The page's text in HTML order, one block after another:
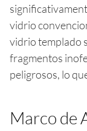
vidrio
vidrio templado
fragmentos
peligrosos, lo
Marco de